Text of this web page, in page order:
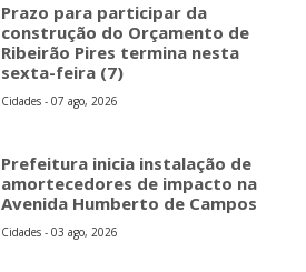
Prazo para participar da
construção do Orçamento de
Ribeirão Pires termina nesta
sexta-feira (7)
Cidades - 07 ago, 2026
Prefeitura inicia instalação de
amortecedores de impacto na
Avenida Humberto de Campos
Cidades - 03 ago, 2026